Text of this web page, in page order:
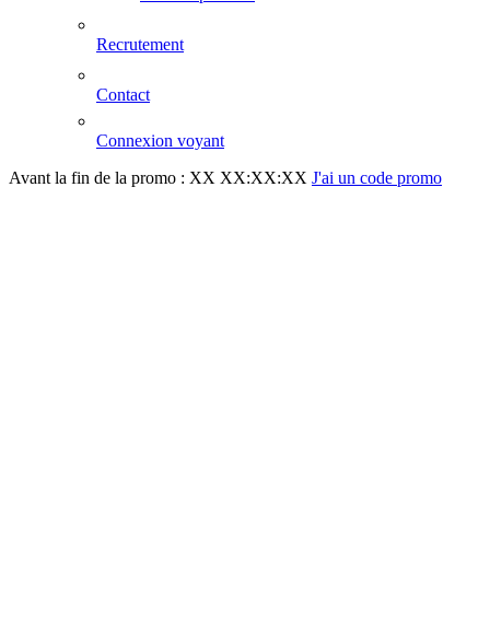
Recrutement
Contact
Connexion voyant
Avant la fin de la promo : XX XX:XX:XX J'ai un code promo